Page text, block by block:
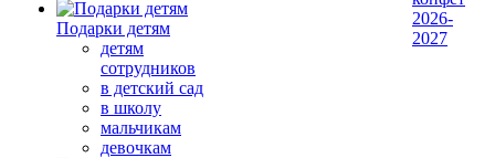
Подарки детям
детям
сотрудников
в детский сад
в школу
мальчикам
девочкам
2026-
2027